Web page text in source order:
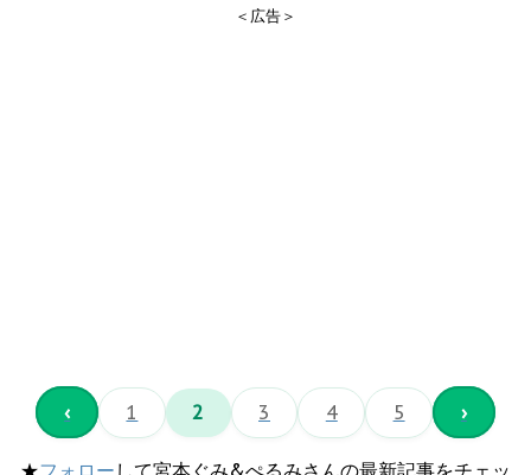
＜広告＞
‹ 1 2 3 4 5 ›
★フォロー して宮本ぐみ&ぺるみさんの最新記事をチェッ